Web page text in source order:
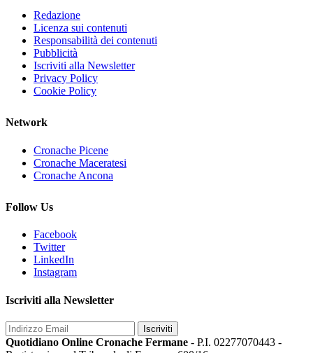
Redazione
Licenza sui contenuti
Responsabilità dei contenuti
Pubblicità
Iscriviti alla Newsletter
Privacy Policy
Cookie Policy
Network
Cronache Picene
Cronache Maceratesi
Cronache Ancona
Follow Us
Facebook
Twitter
LinkedIn
Instagram
Iscriviti alla Newsletter
Iscriviti
Quotidiano Online Cronache Fermane - P.I. 02277070443 -